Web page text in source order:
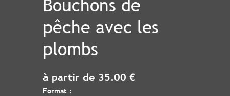
Bouchons de
pêche avec les
plombs
à partir de 35.00 €
Format :